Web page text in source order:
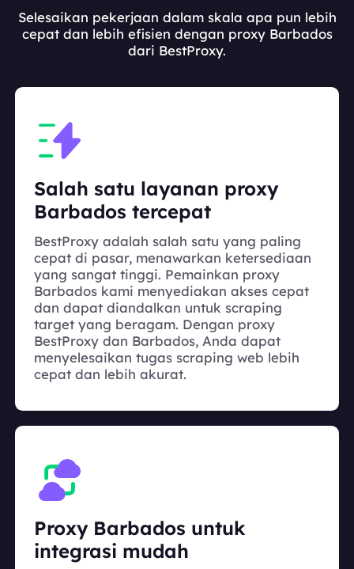
Selesaikan pekerjaan dalam skala apa pun lebih
cepat dan lebih efisien dengan proxy Barbados
dari BestProxy.
Salah satu layanan proxy
Barbados tercepat
BestProxy adalah salah satu yang paling
cepat di pasar, menawarkan ketersediaan
yang sangat tinggi. Pemainkan proxy
Barbados kami menyediakan akses cepat
dan dapat diandalkan untuk scraping
target yang beragam. Dengan proxy
BestProxy dan Barbados, Anda dapat
menyelesaikan tugas scraping web lebih
cepat dan lebih akurat.
Proxy Barbados untuk
integrasi mudah